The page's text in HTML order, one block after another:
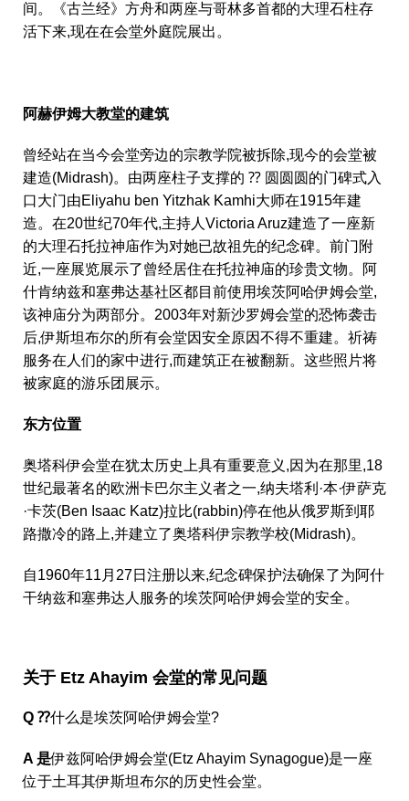
间。《古兰经》方舟和两座与哥林多首都的大理石柱存
活下来,现在在会堂外庭院展出。
阿赫伊姆大教堂的建筑
曾经站在当今会堂旁边的宗教学院被拆除,现今的会堂被
建造(Midrash)。由两座柱子支撑的 ⁇ 圆圆圆的门碑式入
口大门由Eliyahu ben Yitzhak Kamhi大师在1915年建
造。在20世纪70年代,主持人Victoria Aruz建造了一座新
的大理石托拉神庙作为对她已故祖先的纪念碑。前门附
近,一座展览展示了曾经居住在托拉神庙的珍贵文物。阿
什肯纳兹和塞弗达基社区都目前使用埃茨阿哈伊姆会堂,
该神庙分为两部分。2003年对新沙罗姆会堂的恐怖袭击
后,伊斯坦布尔的所有会堂因安全原因不得不重建。祈祷
服务在人们的家中进行,而建筑正在被翻新。这些照片将
被家庭的游乐团展示。
东方位置
奥塔科伊会堂在犹太历史上具有重要意义,因为在那里,18
世纪最著名的欧洲卡巴尔主义者之一,纳夫塔利·本·伊萨克
·卡茨(Ben Isaac Katz)拉比(rabbin)停在他从俄罗斯到耶
路撒冷的路上,并建立了奥塔科伊宗教学校(Midrash)。
自1960年11月27日注册以来,纪念碑保护法确保了为阿什
干纳兹和塞弗达人服务的埃茨阿哈伊姆会堂的安全。
关于 Etz Ahayim 会堂的常见问题
Q ⁇什么是埃茨阿哈伊姆会堂?
A 是伊兹阿哈伊姆会堂(Etz Ahayim Synagogue)是一座
位于土耳其伊斯坦布尔的历史性会堂。